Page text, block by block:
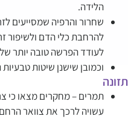
הלידה.
שחרור והרפיה שמסייעים
להרחבת כלי הדם ולשיפור
לעודד הפרשה טובה יותר
וכמובן שישנן שיטות טבעיות
תזונה
עשויה לרכך את צוואר